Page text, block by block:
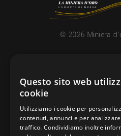
© 2026 Miniera
079
Questo sito web
cookie
Utilizziamo i cookie per
contenuti, annunci e per
traffico. Condividiamo inoltre